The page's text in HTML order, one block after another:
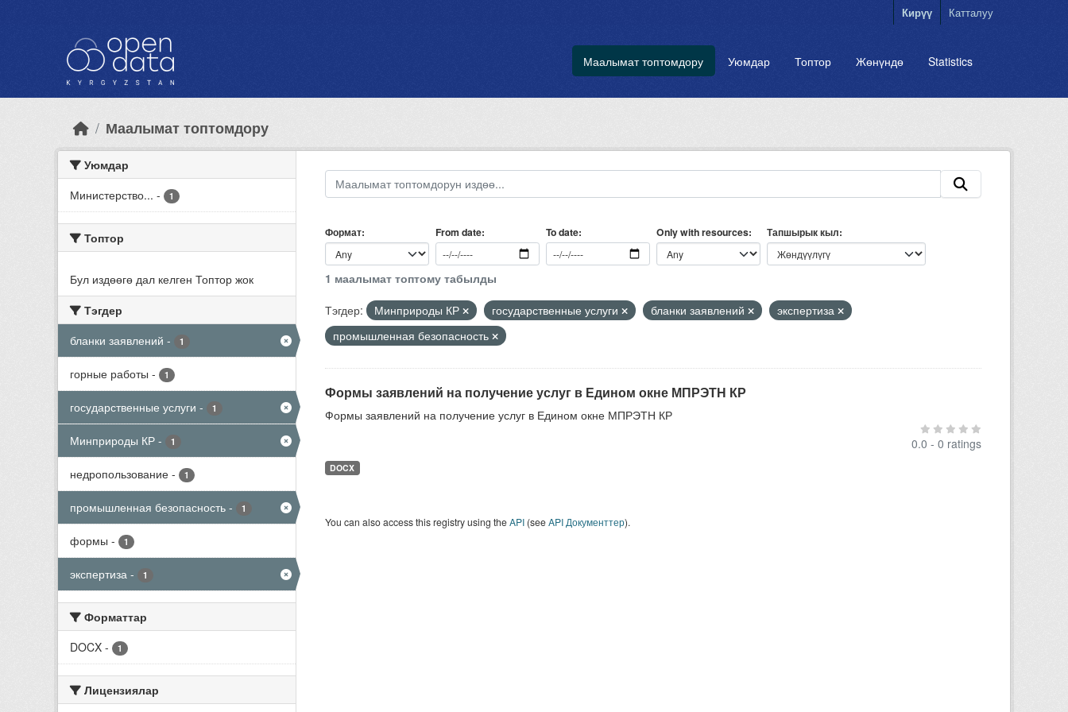
Кирүү Катталуу
Маалымат топтомдору Уюмдар Топтор Жөнүндө Statistics
Маалымат топтомдору
Уюмдар
Министерство... - 1
Топтор
Бул издөөгө дал келген Топтор жок
Тэгдер
бланки заявлений - 1
горные работы - 1
государственные услуги - 1
Минприроды КР - 1
недропользование - 1
промышленная безопасность - 1
формы - 1
экспертиза - 1
Форматтар
DOCX - 1
Лицензиялар
Формат From date To date Only with resources Тапшырык кыл
1 маалымат топтому табылды
Тэгдер:
Минприроды КР государственные услуги бланки заявлений
экспертиза
промышленная безопасность
Формы заявлений на получение услуг в Едином окне МПРЭТН КР
Формы заявлений на получение услуг в Едином окне МПРЭТН КР
0.0 - 0 ratings
DOCX
You can also access this registry using theAPI(seeAPI Документтер).